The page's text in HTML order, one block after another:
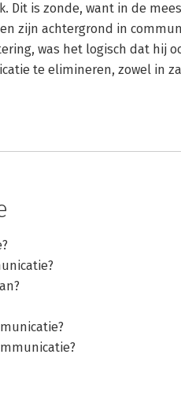
Dit is zonde, want in de
zijn achtergrond in
was het logisch dat hij
te elimineren, zowel in